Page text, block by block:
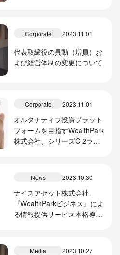
Corporate 2023.11.01
代表取締役の異動（増員）お
よび経営体制の変更について
Corporate 2023.11.01
オルタナティブ投資プラット
フォームを目指すWealthPark
株式会社、シリーズC-2ラウ
News 2023.10.30
ナイスアセット株式会社、
『WealthParkビジネス』によ
る情報提供サービス本格導入
Media 2023.10.27